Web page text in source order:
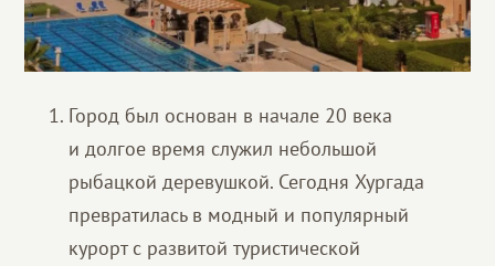
Город был основан в начале 20 века
и долгое время служил небольшой
рыбацкой деревушкой. Сегодня Хургада
превратилась в модный и популярный
курорт с развитой туристической